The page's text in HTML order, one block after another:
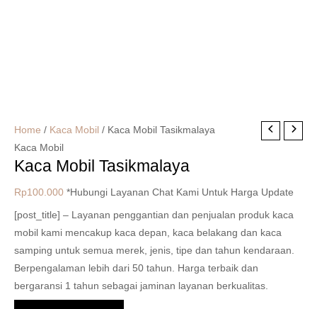
Home / Kaca Mobil / Kaca Mobil Tasikmalaya
Kaca Mobil
Kaca Mobil Tasikmalaya
Rp100.000 *Hubungi Layanan Chat Kami Untuk Harga Update
[post_title] – Layanan penggantian dan penjualan produk kaca
mobil kami mencakup kaca depan, kaca belakang dan kaca
samping untuk semua merek, jenis, tipe dan tahun kendaraan.
Berpengalaman lebih dari 50 tahun. Harga terbaik dan
bergaransi 1 tahun sebagai jaminan layanan berkualitas.